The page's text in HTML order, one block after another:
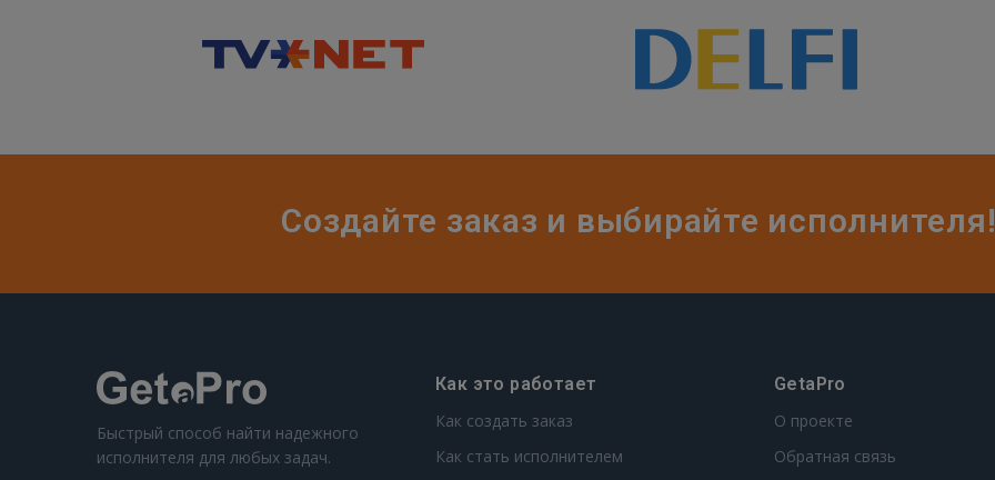
Создайте заказ и выбирайте исполнителя!
Быстрый способ найти надежного
исполнителя для любых задач.
Как это работает
Как создать заказ
Как стать исполнителем
GetaPro
О проекте
Обратная связь